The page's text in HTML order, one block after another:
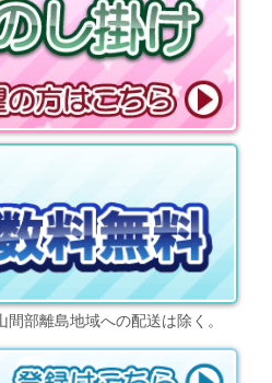
部離島地域への配送は除く。